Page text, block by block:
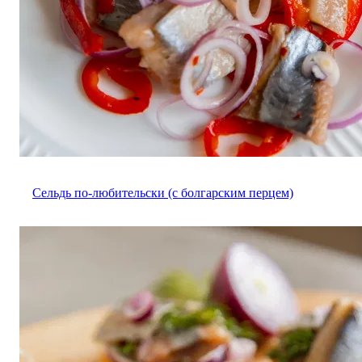
Сельдь по-любительски (с болгарским перцем)